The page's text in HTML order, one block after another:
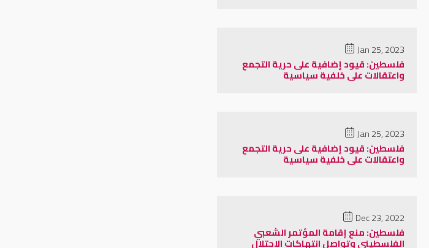
Jan 25, 2023
فلسطين: قيود إضافية على حرية التجمع
واعتقالات على خلفية سياسية
Jan 25, 2023
فلسطين: قيود إضافية على حرية التجمع
واعتقالات على خلفية سياسية
Dec 23, 2022
فلسطين: منع إقامة المؤتمر الشعبي
الفلسطيني وتواصل انتهاكات الاحتلال